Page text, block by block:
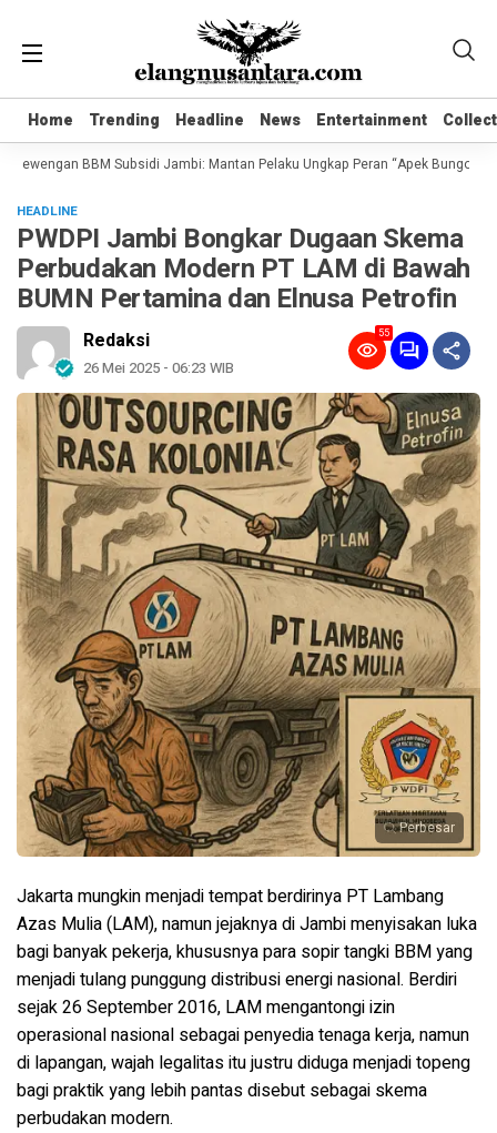
Home Trending Headline News Entertainment
Home Trending Headline News Entertainment
BBM Subsidi Jambi: Mantan Pelaku Ungkap Peran “Apek Bungo” dan
HEADLINE
PWDPI Jambi Bongkar Dugaan Skema
Perbudakan Modern PT LAM di Bawah
BUMN Pertamina dan Elnusa Petrofin
Redaksi
26 Mei 2025 - 06:23 WIB
55
Perbesar
Jakarta mungkin menjadi tempat berdirinya PT Lambang
Azas Mulia (LAM), namun jejaknya di Jambi menyisakan luka
bagi banyak pekerja, khususnya para sopir tangki BBM yang
menjadi tulang punggung distribusi energi nasional. Berdiri
sejak 26 September 2016, LAM mengantongi izin
operasional nasional sebagai penyedia tenaga kerja, namun
di lapangan, wajah legalitas itu justru diduga menjadi topeng
bagi praktik yang lebih pantas disebut sebagai skema
perbudakan modern.